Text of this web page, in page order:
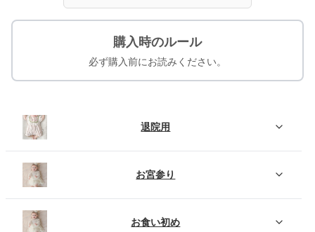
購入時のルール
必ず購入前にお読みください。
退院用
お宮参り
お食い初め